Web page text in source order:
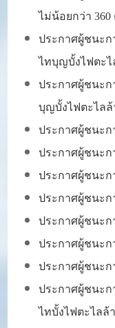
ไม่น้อยกว่า
ประกาศผู้ชนะก
ไทบุญบั้งไฟตะไ
ประกาศผู้ชนะก
บุญบั้งไฟตะไลล้
ประกาศผู้ชนะก
ประกาศผู้ชนะก
ประกาศผู้ชนะก
ประกาศผู้ชนะก
ประกาศผู้ชนะก
ประกาศผู้ชนะก
ประกาศผู้ชนะก
ประกาศผู้ชนะก
ไทบั้งไฟตะไลล้